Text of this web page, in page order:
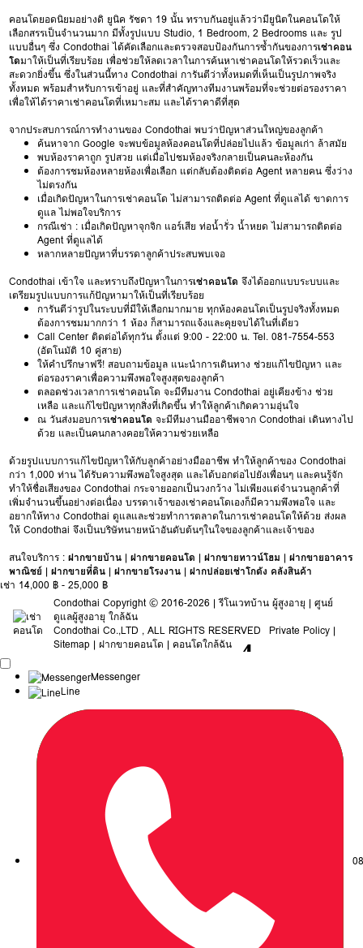
คอนโดยอดนิยมอย่างดิ ยูนิค รัชดา 19 นั้น ทราบกันอยู่แล้วว่ามียูนิตในคอนโดให้
เลือกสรรเป็นจำนวนมาก มีทั้งรูปแบบ Studio, 1 Bedroom, 2 Bedrooms และ รูป
แบบอื่นๆ ซึ่ง Condothai ได้คัดเลือกและตรวจสอบป้องกันการซ้ำกันของการเช่าคอน
โดมาให้เป็นที่เรียบร้อย เพื่อช่วยให้ลดเวลาในการค้นหาเช่าคอนโดให้รวดเร็วและ
สะดวกยิ่งขึ้น ซึ่งในส่วนนี้ทาง Condothai การันตีว่าทั้งหมดที่เห็นเป็นรูปภาพจริง
ทั้งหมด พร้อมสำหรับการเข้าอยู่ และที่สำคัญทางทีมงานพร้อมที่จะช่วยต่อรองราคา
เพื่อให้ได้ราคาเช่าคอนโดที่เหมาะสม และได้ราคาดีที่สุด
จากประสบการณ์การทำงานของ Condothai พบว่าปัญหาส่วนใหญ่ของลูกค้า
ค้นหาจาก Google จะพบข้อมูลห้องคอนโดที่ปล่อยไปแล้ว ข้อมูลเก่า ล้าสมัย
พบห้องราคาถูก รูปสวย แต่เมื่อไปชมห้องจริงกลายเป็นคนละห้องกัน
ต้องการชมห้องหลายห้องเพื่อเลือก แต่กลับต้องติดต่อ Agent หลายคน ซึ่งว่าง
ไม่ตรงกัน
เมื่อเกิดปัญหาในการเช่าคอนโด ไม่สามารถติดต่อ Agent ที่ดูแลได้ ขาดการ
ดูแล ไม่พอใจบริการ
กรณีเช่า : เมื่อเกิดปัญหาจุกจิก แอร์เสีย ท่อน้ำรั่ว น้ำหยด ไม่สามารถติดต่อ
Agent ที่ดูแลได้
หลากหลายปัญหาที่บรรดาลูกค้าประสบพบเจอ
Condothai เข้าใจ และทราบถึงปัญหาในการเช่าคอนโด จึงได้ออกแบบระบบและ
เตรียมรูปแบบการแก้ปัญหามาให้เป็นที่เรียบร้อย
การันตีว่ารูปในระบบที่มีให้เลือกมากมาย ทุกห้องคอนโดเป็นรูปจริงทั้งหมด
ต้องการชมมากกว่า 1 ห้อง ก็สามารถแจ้งและคุยจบได้ในที่เดียว
Call Center ติดต่อได้ทุกวัน ตั้งแต่ 9:00 - 22:00 น. Tel. 081-7554-553
(อัตโนมัติ 10 คู่สาย)
ให้คำปรึกษาฟรี! สอบถามข้อมูล แนะนำการเดินทาง ช่วยแก้ไขปัญหา และ
ต่อรองราคาเพื่อความพึงพอใจสูงสุดของลูกค้า
ตลอดช่วงเวลาการเช่าคอนโด จะมีทีมงาน Condothai อยู่เคียงข้าง ช่วย
เหลือ และแก้ไขปัญหาทุกสิ่งที่เกิดขึ้น ทำให้ลูกค้าเกิดความอุ่นใจ
ณ วันส่งมอบการเช่าคอนโด จะมีทีมงานมืออาชีพจาก Condothai เดินทางไป
ด้วย และเป็นคนกลางคอยให้ความช่วยเหลือ
ด้วยรูปแบบการแก้ไขปัญหาให้กับลูกค้าอย่างมืออาชีพ ทำให้ลูกค้าของ Condothai
กว่า 1,000 ท่าน ได้รับความพึงพอใจสูงสุด และได้บอกต่อไปยังเพื่อนๆ และคนรู้จัก
ทำให้ชื่อเสียงของ Condothai กระจายออกเป็นวงกว้าง ไม่เพียงแต่จำนวนลูกค้าที่
เพิ่มจำนวนขึ้นอย่างต่อเนื่อง บรรดาเจ้าของเช่าคอนโดเองก็มีความพึงพอใจ และ
อยากให้ทาง Condothai ดูแลและช่วยทำการตลาดในการเช่าคอนโดให้ด้วย ส่งผล
ให้ Condothai จึงเป็นบริษัทนายหน้าอันดับต้นๆในใจของลูกค้าและเจ้าของ
สนใจบริการ :ฝากขายบ้าน |ฝากขายคอนโด |ฝากขายทาวน์โฮม |ฝากขายอาคาร
พาณิชย์ |ฝากขายที่ดิน |ฝากขายโรงงาน |ฝากปล่อยเช่าโกดัง คลังสินค้า
เช่า 14,000 ฿ - 25,000 ฿
Condothai Copyright © 2016-2026 |รีโนเวทบ้าน ผู้สูงอายุ |ศูนย์
ดูแลผู้สูงอายุ ใกล้ฉัน
Condothai Co.,LTD , ALL RIGHTS RESERVED Private Policy |
Sitemap |ฝากขายคอนโด | คอนโดใกล้ฉัน
Messenger
Line